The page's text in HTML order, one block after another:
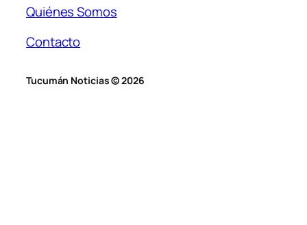
Quiénes Somos
Contacto
Tucumán Noticias © 2026